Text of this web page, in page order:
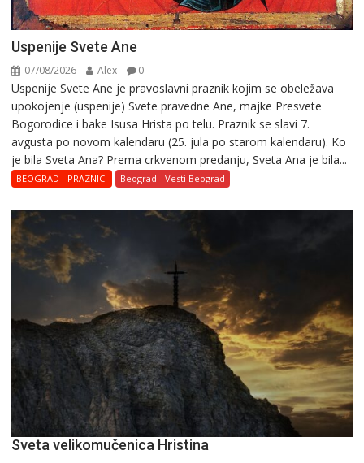
Uspenije Svete Ane
07/08/2026 Alex 0
Uspenije Svete Ane je pravoslavni praznik kojim se obeležava
upokojenje (uspenije) Svete pravedne Ane, majke Presvete
Bogorodice i bake Isusa Hrista po telu. Praznik se slavi 7.
avgusta po novom kalendaru (25. jula po starom kalendaru). Ko
je bila Sveta Ana? Prema crkvenom predanju, Sveta Ana je bila...
BEOGRAD - PRAZNICI Beograd - Vesti Beograd
Svеta vеlikоmučеnica Hristina